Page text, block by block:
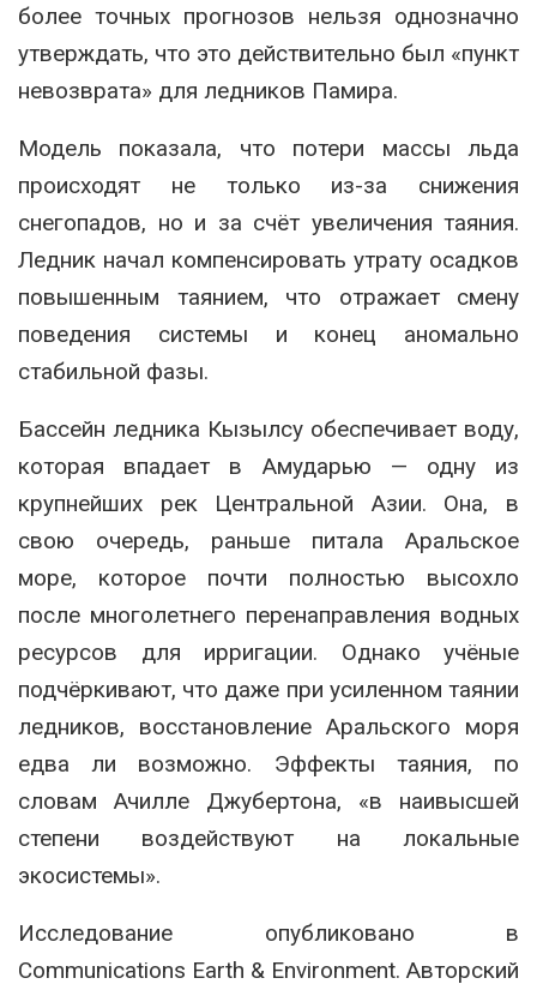
более точных прогнозов нельзя однозначно
утверждать, что это действительно был «пункт
невозврата» для ледников Памира.
Модель показала, что потери массы льда
происходят не только из-за снижения
снегопадов, но и за счёт увеличения таяния.
Ледник начал компенсировать утрату осадков
повышенным таянием, что отражает смену
поведения системы и конец аномально
стабильной фазы.
Бассейн ледника Кызылсу обеспечивает воду,
которая впадает в Амударью — одну из
крупнейших рек Центральной Азии. Она, в
свою очередь, раньше питала Аральское
море, которое почти полностью высохло
после многолетнего перенаправления водных
ресурсов для ирригации. Однако учёные
подчёркивают, что даже при усиленном таянии
ледников, восстановление Аральского моря
едва ли возможно. Эффекты таяния, по
словам Ачилле Джубертона, «в наивысшей
степени воздействуют на локальные
экосистемы».
Исследование опубликовано в
Communications Earth & Environment. Авторский